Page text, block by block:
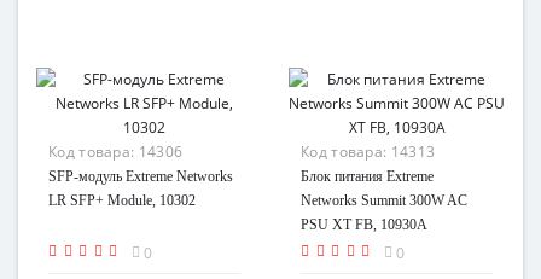
Код товара: 14306
SFP-модуль Extreme Networks
LR SFP+ Module, 10302
0
Код товара: 14313
Блок питания Extreme
Networks Summit 300W AC
PSU XT FB, 10930A
0